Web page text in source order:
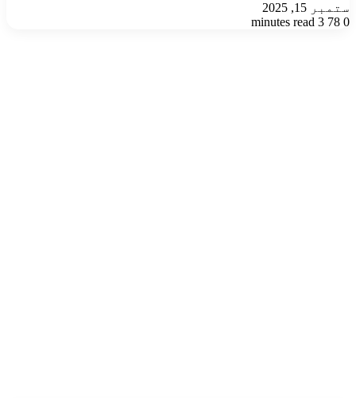
ستمبر 15, 2025
0
3 minutes read